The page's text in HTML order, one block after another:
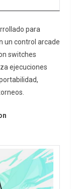
para
un control arcade
switches
ejecuciones